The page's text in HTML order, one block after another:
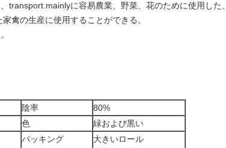
transport.mainlyに容易農業、野菜、花のために使用した、
禽の生産に使用することができる。
陰率
80%
色
緑および黒い
パッキング
大きいロール